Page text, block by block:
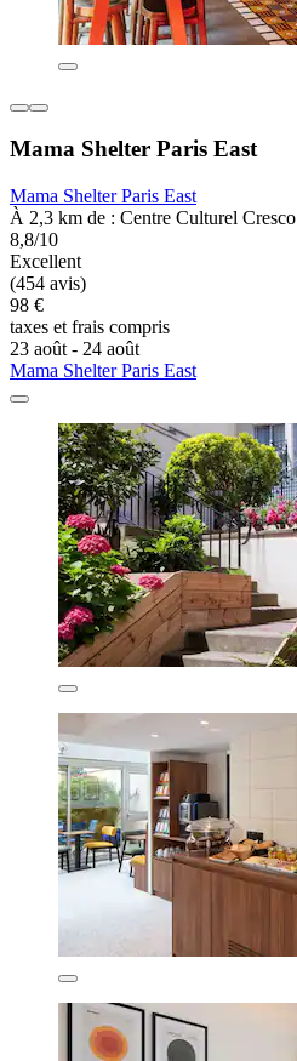
Mama Shelter Paris East
Mama Shelter Paris East
À 2,3 km de : Centre Culturel Cresco
8,8/10
Excellent
(454 avis)
98 €
taxes et frais compris
23 août - 24 août
Mama Shelter Paris East